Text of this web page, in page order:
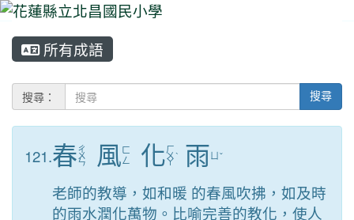
所有成語
搜尋： 搜尋
121.春ㄔ
ㄨ
ㄣ 風 ㄈ
ㄥ
化ㄏ
ㄨ
ㄚ
ˋ 雨 ˇ
老師的教導，如和暖 的春風吹拂，如及時
的雨水潤化萬物。比喻完善的教化，使人